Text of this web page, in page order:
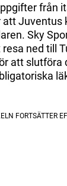
från
att Juventus
Sky
ned till
att slutföra